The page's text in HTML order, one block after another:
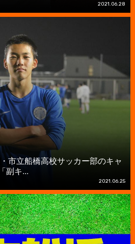
2021.06.28
市立船橋高校サッカー部のキャ
副キ...
2021.06.25